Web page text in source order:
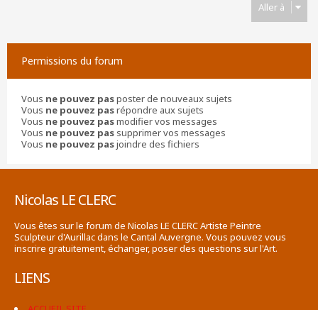
Aller à
Permissions du forum
Vous ne pouvez pasposter de nouveaux sujets
Vous ne pouvez pasrépondre aux sujets
Vous ne pouvez pasmodifier vos messages
Vous ne pouvez pas supprimer vos messages
Vous ne pouvez pasjoindre des fichiers
Nicolas LE CLERC
Vous êtes sur le forum de Nicolas LE CLERC Artiste Peintre
Sculpteur d'Aurillac dans le Cantal Auvergne. Vous pouvez vous
inscrire gratuitement, échanger, poser des questions sur l'Art.
LIENS